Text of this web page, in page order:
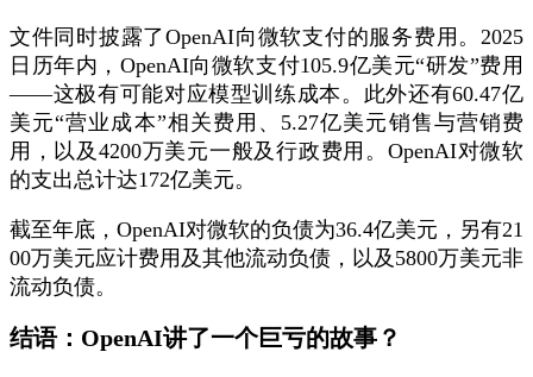
文件同时披露了OpenAI向微软支付的服务费用。2025
日历年内，OpenAI向微软支付105.9亿美元“研发”费用
——这极有可能对应模型训练成本。此外还有60.47亿
美元“营业成本”相关费用、5.27亿美元销售与营销费
用，以及4200万美元一般及行政费用。OpenAI对微软
的支出总计达172亿美元。
截至年底，OpenAI对微软的负债为36.4亿美元，另有21
00万美元应计费用及其他流动负债，以及5800万美元非
流动负债。
结语：OpenAI讲了一个巨亏的故事？